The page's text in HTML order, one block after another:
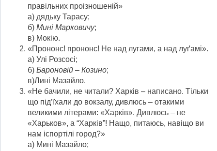
правільних проізношеній»
а) дядьку Тарасу;
б) Мині Марковичу;
в) Мокію.
«Прононс! прононс! Не над лугами, а над луґамі».
а) Улі Розсосі;
б) Бароновій – Козино;
в)Лині Мазайло.
«Не бачили, не читали? Харків – написано. Тільки
що під’їхали до вокзалу, дивлюсь – отакими
великими літерами: «Харків». Дивлюсь – не
«Харьков», а “Харків”! Нащо, питаюсь, навіщо ви
нам іспортілі город?»
а) Мині Мазайло;